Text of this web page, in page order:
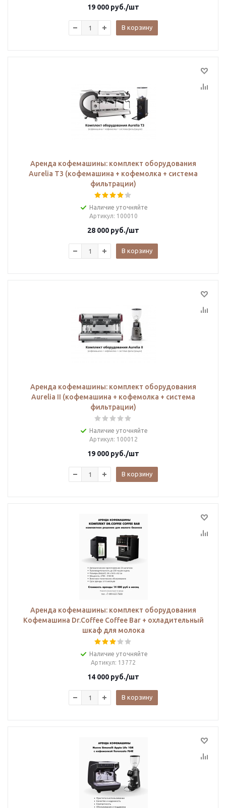
19 000 руб./шт
В корзину
Аренда кофемашины: комплект оборудования
Aurelia T3 (кофемашина + кофемолка + система
фильтрации)
Наличие уточняйте
Артикул: 100010
28 000 руб./шт
В корзину
Аренда кофемашины: комплект оборудования
Aurelia II (кофемашина + кофемолка + система
фильтрации)
Наличие уточняйте
Артикул: 100012
19 000 руб./шт
В корзину
Аренда кофемашины: комплект оборудования
Кофемашина Dr.Сoffee Coffee Bar + охладительный
шкаф для молока
Наличие уточняйте
Артикул: 13772
14 000 руб./шт
В корзину